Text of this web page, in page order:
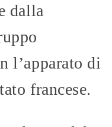
dalla
l’apparato di
francese.